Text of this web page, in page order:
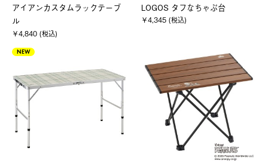
アイアンカスタムラックテーブ
ル
￥4,840 (税込)
LOGOS タフなちゃぶ台
￥4,345 (税込)
NEW